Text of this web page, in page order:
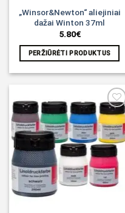
„Winsor&Newton“ aliejiniai
dažai Winton 37ml
5.80€
PERŽIŪRĖTI PRODUKTUS
Noriu!